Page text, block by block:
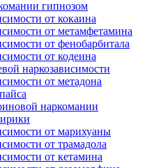
гипнозом
от кокаина
от метамфетамина
от фенобарбитала
от кодеина
наркозависимости
от метадона
наркомании
от марихуаны
от трамадола
от кетамина